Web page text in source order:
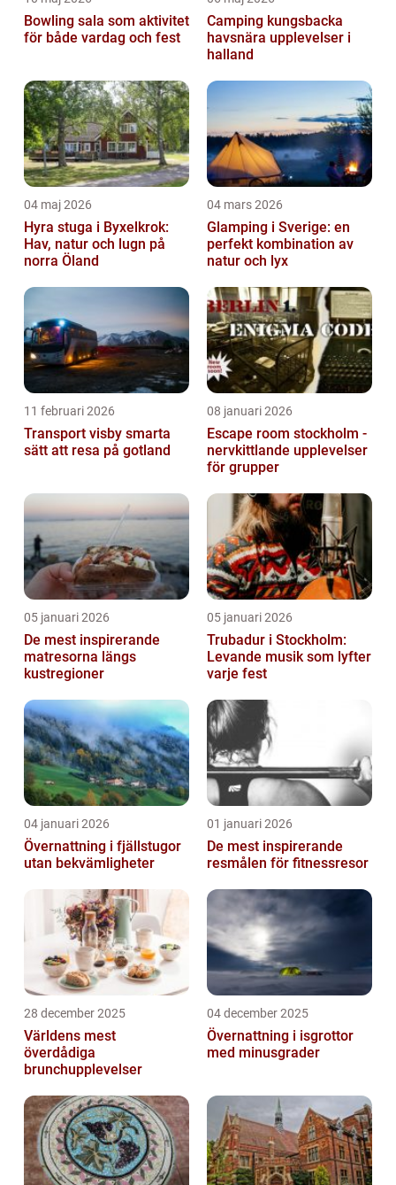
Bowling sala som aktivitet
för både vardag och fest
Camping kungsbacka
havsnära upplevelser i
halland
04 maj 2026
Hyra stuga i Byxelkrok:
Hav, natur och lugn på
norra Öland
04 mars 2026
Glamping i Sverige: en
perfekt kombination av
natur och lyx
11 februari 2026
Transport visby smarta
sätt att resa på gotland
08 januari 2026
Escape room stockholm -
nervkittlande upplevelser
för grupper
05 januari 2026
De mest inspirerande
matresorna längs
kustregioner
05 januari 2026
Trubadur i Stockholm:
Levande musik som lyfter
varje fest
04 januari 2026
Övernattning i fjällstugor
utan bekvämligheter
01 januari 2026
De mest inspirerande
resmålen för fitnessresor
28 december 2025
Världens mest
överdådiga
brunchupplevelser
04 december 2025
Övernattning i isgrottor
med minusgrader